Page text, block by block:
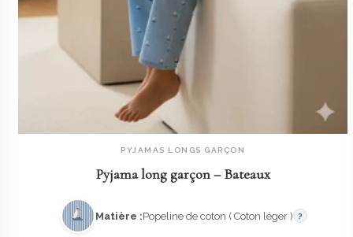
AJOUTER AU PANIER
PYJAMAS LONGS GARÇON
Pyjama long garçon – Bateaux
Matière :Popeline de coton ( Coton léger ) ?